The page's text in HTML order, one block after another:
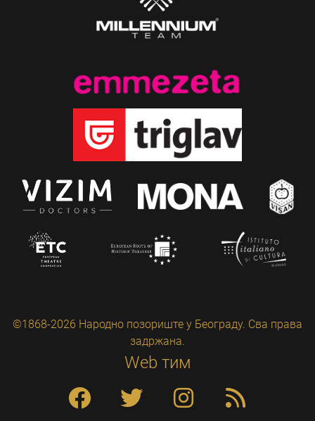
©1868-2026 Народно позориште у Београду. Сва права
задржана.
Web тим